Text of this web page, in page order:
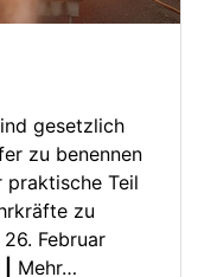
gesetzlich
zu benennen
praktische Teil
zu
Februar
Mehr…